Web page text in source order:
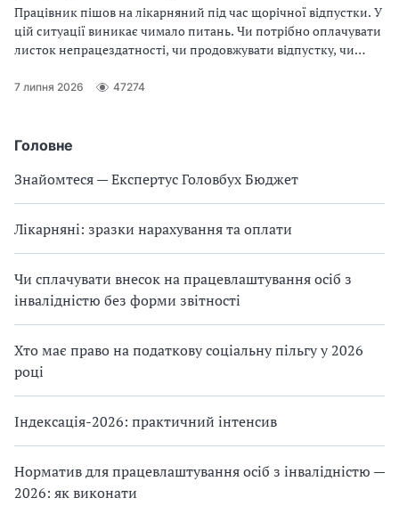
Головне
Знайомтеся — Експертус Головбух Бюджет
Лікарняні: зразки нарахування та оплати
Чи сплачувати внесок на працевлаштування осіб з
інвалідністю без форми звітності
Хто має право на податкову соціальну пільгу у 2026
році
Індексація-2026: практичний інтенсив
Норматив для працевлаштування осіб з інвалідністю —
2026: як виконати
Працівник пішов на лікарняний під час щорічної відпустки. У
цій ситуації виникає чимало питань. Чи потрібно оплачувати
листок непрацездатності, чи продовжувати відпустку, чи
оплати відпустки через лікарняний чи ні. Розгляньмо
7 липня 2026 47274